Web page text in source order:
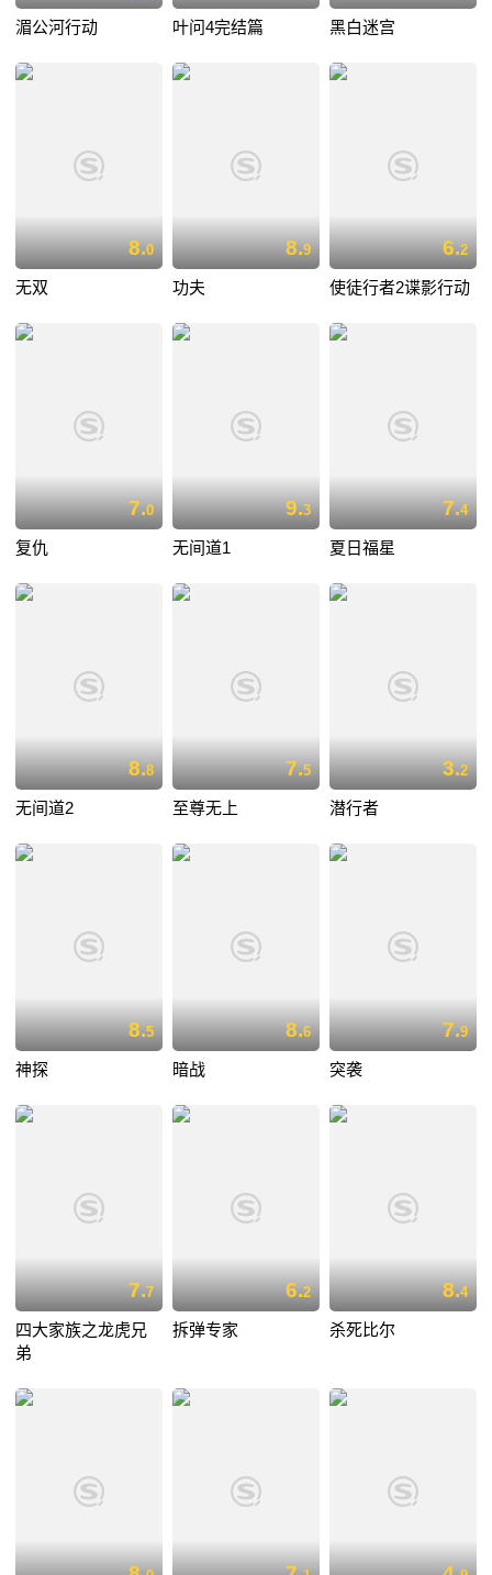
湄公河行动 叶问4完结篇 黑白迷宫
8.0
无双
8.9
功夫
6.2
使徒行者2谍影行动
7.0
复仇
9.3
无间道1
7.4
夏日福星
8.8
无间道2
7.5
至尊无上
3.2
潜行者
8.5
神探
8.6
暗战
7.9
突袭
7.7
四大家族之龙虎兄
弟
6.2
拆弹专家
8.4
杀死比尔